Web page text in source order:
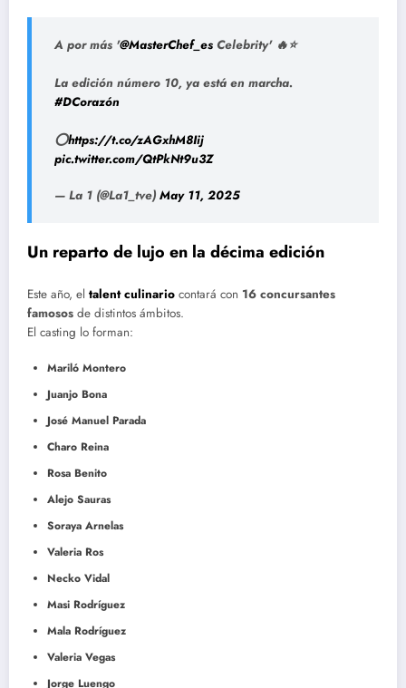
A por más '@MasterChef_es Celebrity' 🔥⭐️
La edición número 10, ya está en marcha.
#DCorazón
⭕️https://t.co/zAGxhM8Iij
pic.twitter.com/QtPkNt9u3Z
— La 1 (@La1_tve) May 11, 2025
Un reparto de lujo en la décima edición
Este año, el talent culinario contará con 16 concursantes
famosos de distintos ámbitos.
El casting lo forman:
Mariló Montero
Juanjo Bona
José Manuel Parada
Charo Reina
Rosa Benito
Alejo Sauras
Soraya Arnelas
Valeria Ros
Necko Vidal
Masi Rodríguez
Mala Rodríguez
Valeria Vegas
Jorge Luengo